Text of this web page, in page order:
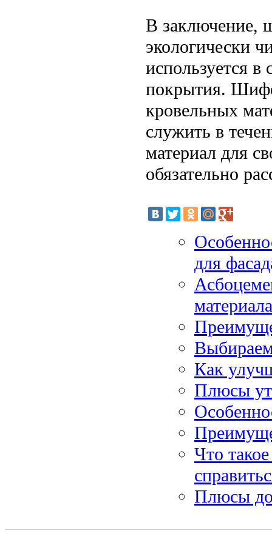
В заключение,
экологически
используется в
покрытия.
кровельных
служить в
материал для
обязательно
для
материала
Как
Плюсы
Что
Плюсы